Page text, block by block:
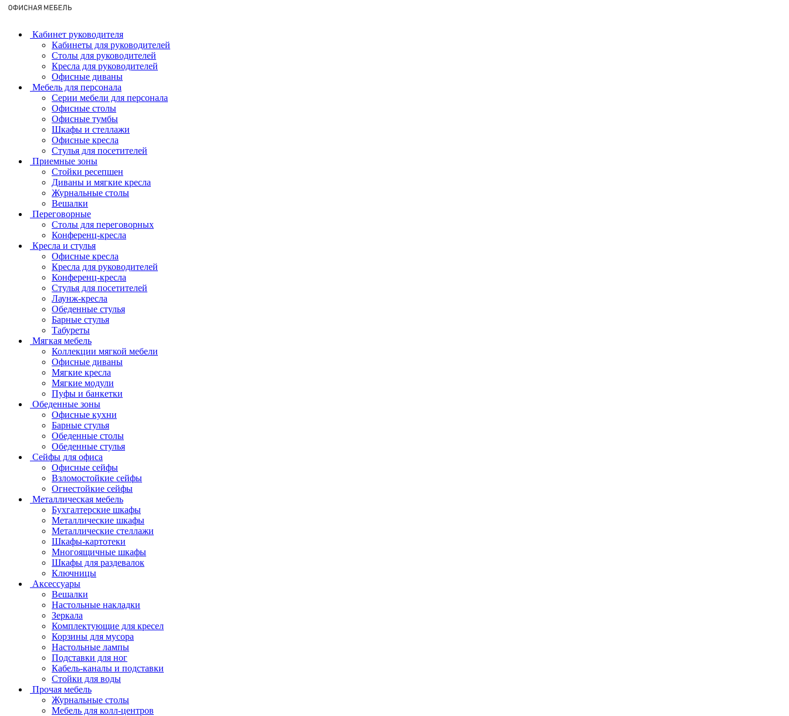
Кабинет руководителя
Кабинеты для руководителей
Столы для руководителей
Кресла для руководителей
Офисные диваны
Мебель для персонала
Серии мебели для персонала
Офисные столы
Офисные тумбы
Шкафы и стеллажи
Офисные кресла
Стулья для посетителей
Приемные зоны
Стойки ресепшен
Диваны и мягкие кресла
Журнальные столы
Вешалки
Переговорные
Столы для переговорных
Конференц-кресла
Кресла и стулья
Офисные кресла
Кресла для руководителей
Конференц-кресла
Стулья для посетителей
Лаунж-кресла
Обеденные стулья
Барные стулья
Табуреты
Мягкая мебель
Коллекции мягкой мебели
Офисные диваны
Мягкие кресла
Мягкие модули
Пуфы и банкетки
Обеденные зоны
Офисные кухни
Барные стулья
Обеденные столы
Обеденные стулья
Сейфы для офиса
Офисные сейфы
Взломостойкие сейфы
Огнестойкие сейфы
Металлическая мебель
Бухгалтерские шкафы
Металлические шкафы
Металлические стеллажи
Шкафы-картотеки
Многоящичные шкафы
Шкафы для раздевалок
Ключницы
Аксессуары
Вешалки
Настольные накладки
Зеркала
Комплектующие для кресел
Корзины для мусора
Настольные лампы
Подставки для ног
Кабель-каналы и подставки
Стойки для воды
Прочая мебель
Журнальные столы
Мебель для колл-центров